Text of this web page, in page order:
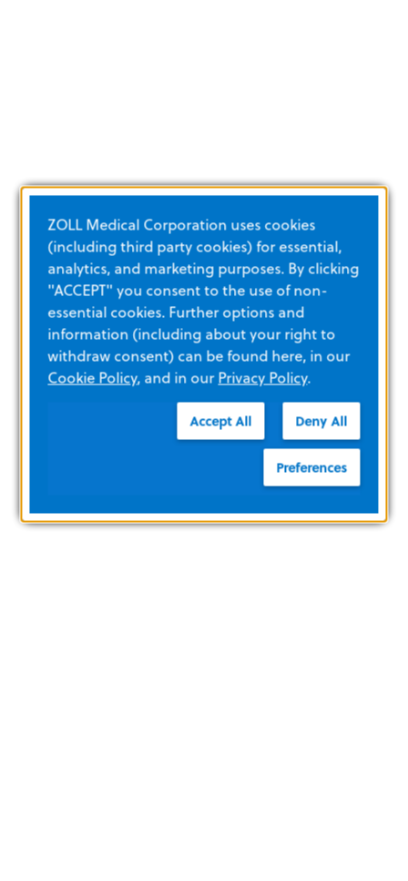
ZOLL Medical Corporation uses cookies
(including third party cookies) for essential,
analytics, and marketing purposes. By clicking
"ACCEPT" you consent to the use of non-
essential cookies. Further options and
information (including about your right to
withdraw consent) can be found here, in our
Cookie Policy, and in ourPrivacy Policy.
Accept All Deny All
Preferences